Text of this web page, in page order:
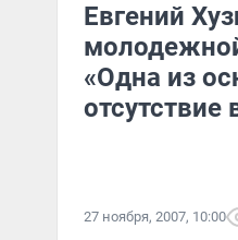
Евгений
«Одна из
отсутствие
27 ноября, 2007, 10:00